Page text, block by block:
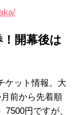
開幕後は
ケット情報。大
前から先着順
円ですが、